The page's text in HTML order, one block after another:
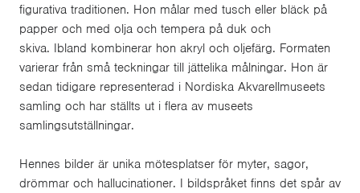
figurativa traditionen. Hon målar med tusch eller bläck på
papper och med olja och tempera på duk och
skiva. Ibland kombinerar hon akryl och oljefärg. Formaten
varierar från små teckningar till jättelika målningar. Hon är
sedan tidigare representerad i Nordiska Akvarellmuseets
samling och har ställts ut i flera av museets
samlingsutställningar.
Hennes bilder är unika mötesplatser för myter, sagor,
drömmar och hallucinationer. I bildspråket finns det spår av